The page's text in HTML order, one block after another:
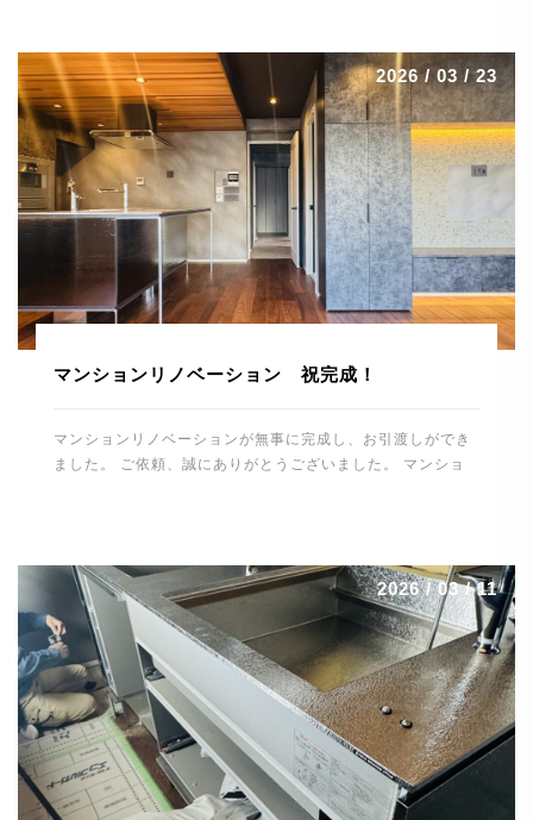
2026 / 03 / 23
マンションリノベーション 祝完成！
マンションリノベーションが無事に完成し、お引渡しができ
ました。 ご依頼、誠にありがとうございました。 マンショ
ありがとうございました。 河野電建 代表取締役 河野晋也
2026 / 03 / 11